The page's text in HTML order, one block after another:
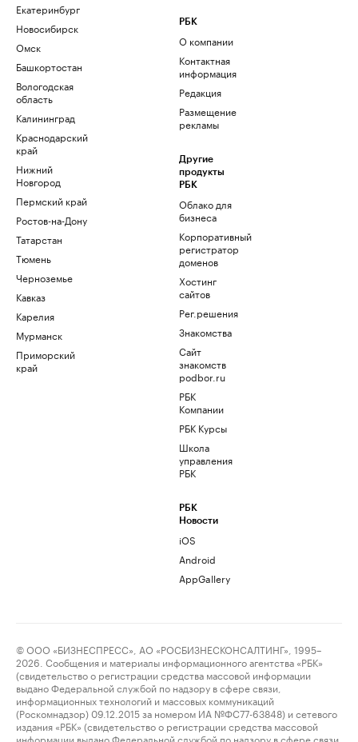
Екатеринбург
Новосибирск
Омск
Башкортостан
Вологодская
область
Калининград
Краснодарский
край
Нижний
Новгород
Пермский край
Ростов-на-Дону
Татарстан
Тюмень
Черноземье
Кавказ
Карелия
Мурманск
Приморский
край
РБК
О компании
Контактная
информация
Редакция
Размещение
рекламы
Другие
продукты
РБК
Облако для
бизнеса
Корпоративный
регистратор
доменов
Хостинг
сайтов
Рег.решения
Знакомства
Сайт
знакомств
podbor.ru
РБК
Компании
РБК Курсы
Школа
управления
РБК
РБК
Новости
iOS
Android
AppGallery
© ООО «БИЗНЕСПРЕСС», АО «РОСБИЗНЕСКОНСАЛТИНГ», 1995–
2026. Сообщения и материалы информационного агентства «РБК»
(свидетельство о регистрации средства массовой информации
выдано Федеральной службой по надзору в сфере связи,
информационных технологий и массовых коммуникаций
(Роскомнадзор) 09.12.2015 за номером ИА №ФС77-63848) и сетевого
издания «РБК» (свидетельство о регистрации средства массовой
информации выдано Федеральной службой по надзору в сфере связи,